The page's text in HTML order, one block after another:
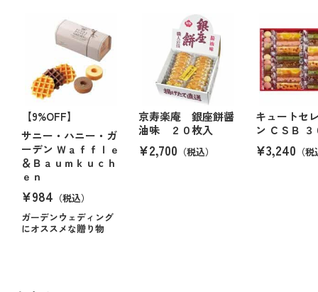
【9%OFF】
サニー・ハニー・ガ
ーデン Ｗａｆｆｌｅ
＆Ｂａｕｍｋｕｃｈ
ｅｎ
¥984 （税込）
ガーデンウェディング
にオススメな贈り物
京寿楽庵 銀座餅醤
油味 ２０枚入
¥2,700 （税込）
キュートセ
ン ＣＳＢ ３
¥3,240 （